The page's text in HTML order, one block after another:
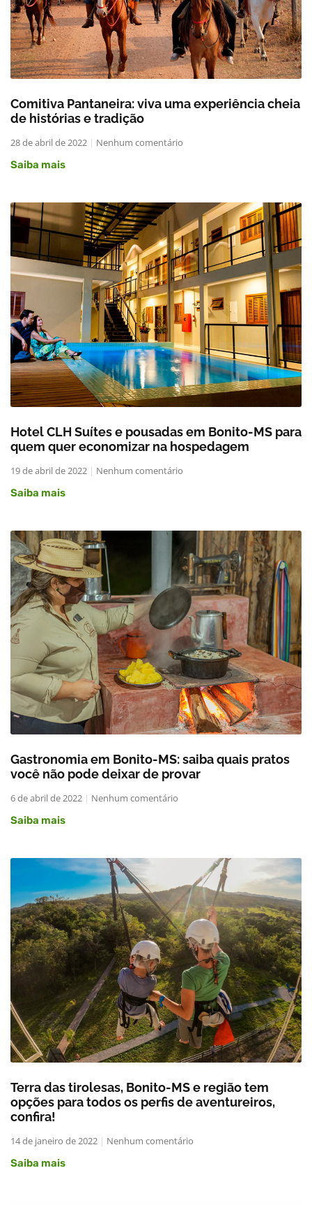
Comitiva Pantaneira: viva uma experiência cheia
de histórias e tradição
28 de abril de 2022
Nenhum comentário
Saiba mais
Hotel CLH Suítes e pousadas em Bonito-MS para
quem quer economizar na hospedagem
19 de abril de 2022
Nenhum comentário
Saiba mais
Gastronomia em Bonito-MS: saiba quais pratos
você não pode deixar de provar
6 de abril de 2022
Nenhum comentário
Saiba mais
Terra das tirolesas, Bonito-MS e região tem
opções para todos os perfis de aventureiros,
confira!
14 de janeiro de 2022
Nenhum comentário
Saiba mais